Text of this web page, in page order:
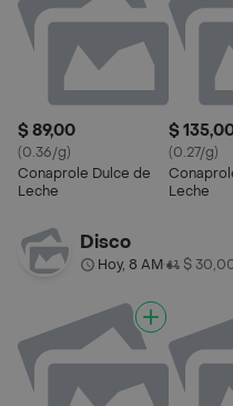
$ 89,00
(0.36/g)
Conaprole Dulce de
Leche
$
(0.27/g)
Leche
Disco
Hoy, 8 AM• $